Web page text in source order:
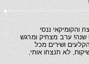
והקומיקאי ננסי
ברנדס שעלה ארצה לפני 50 שנה! ערב מצחיק ומרגש
ושירים מכל
לא תנצחו אותי,